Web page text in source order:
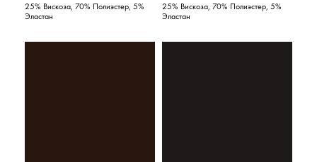
25% Вискоза, 70% Полиэстер, 5%
Эластан
25% Вискоза, 70% Полиэстер, 5%
Эластан